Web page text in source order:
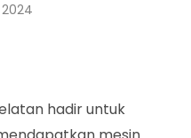
hadir untuk